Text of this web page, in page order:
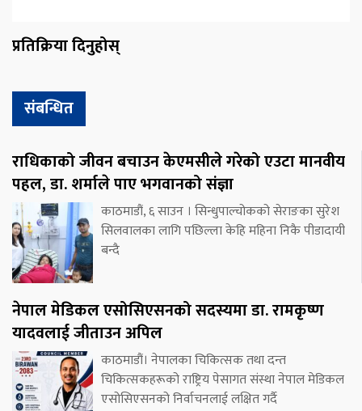
प्रतिक्रिया दिनुहोस्
संबन्धित
राधिकाको जीवन बचाउन केएमसीले गरेको एउटा मानवीय
पहल, डा. शर्माले पाए भगवानको संज्ञा
काठमाडौं, ६ साउन । सिन्धुपाल्चोकको सेराङका सुरेश
सिलवालका लागि पछिल्ला केहि महिना निकै पीडादायी
बन्दै
नेपाल मेडिकल एसोसिएसनको सदस्यमा डा. रामकृष्ण
यादवलाई जीताउन अपिल
काठमाडौं। नेपालका चिकित्सक तथा दन्त
चिकित्सकहरूको राष्ट्रिय पेसागत संस्था नेपाल मेडिकल
एसोसिएसनको निर्वाचनलाई लक्षित गर्दै